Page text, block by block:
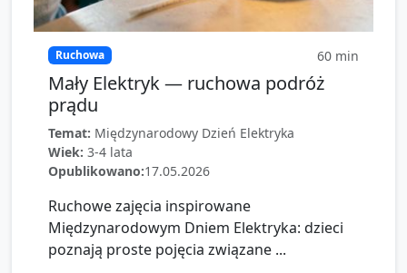
Ruchowa 60 min
Mały Elektryk — ruchowa podróż
prądu
Temat: Międzynarodowy Dzień Elektryka
Wiek: 3-4 lata
Opublikowano:17.05.2026
Ruchowe zajęcia inspirowane
Międzynarodowym Dniem Elektryka: dzieci
poznają proste pojęcia związane ...